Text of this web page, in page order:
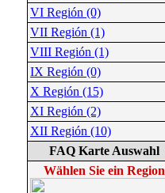
VI Región (0)
VII Región (1)
VIII Región (1)
IX Región (0)
X Región (15)
XI Región (2)
XII Región (10)
FAQ Karte Auswahl
Wählen Sie ein Region